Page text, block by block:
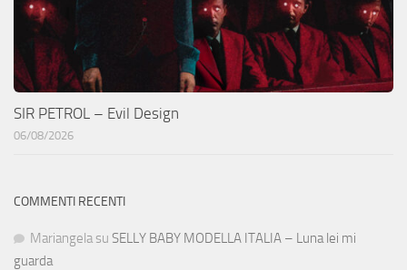
SIR PETROL – Evil Design
06/08/2026
COMMENTI RECENTI
Mariangela su SELLY BABY MODELLA ITALIA – Luna lei mi
guarda